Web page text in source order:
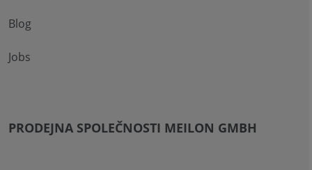
Blog
Jobs
PRODEJNA SPOLEČNOSTI MEILON GMBH